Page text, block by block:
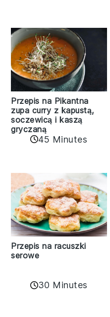
Przepis na Pikantna
zupa curry z kapustą,
soczewicą i kaszą
gryczaną
45 Minutes
Przepis na racuszki
serowe
30 Minutes